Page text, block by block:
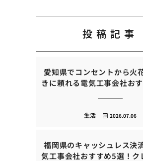
投稿記事
愛知県でコンセントから火
きに頼れる電気工事会社お
2026.07.06
生活
福岡県のキャッシュレス決
気工事会社おすすめ5選！ク